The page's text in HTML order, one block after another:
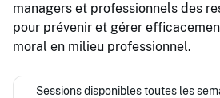
managers et professionnels des
pour prévenir et gérer
moral en milieu professionnel.
Sessions disponibles toutes les